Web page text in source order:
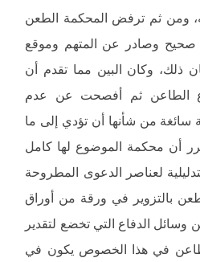
ومن ثم ترفض المحكمة الطعن
صحيح وصادر عن المتهم وموقع
ذلك، وكان البين مما تقدم أن
الطاعن ثم أفصحت عن عدم
سائغة من شأنها أن تؤدي إلى ما
أن محكمة الموضوع لها كامل
لعناصر الدعوى المطروحة
بالتزوير في ورقة من أوراق
وسائل الدفاع التي تخضع لتقدير
في هذا الخصوص يكون في